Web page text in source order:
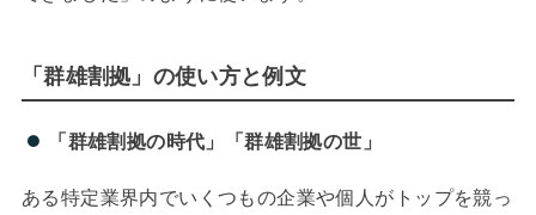
「群雄割拠」の使い方と例文
「群雄割拠の時代」「群雄割拠の世」
ある特定業界内でいくつもの企業や個人がトップを競っ